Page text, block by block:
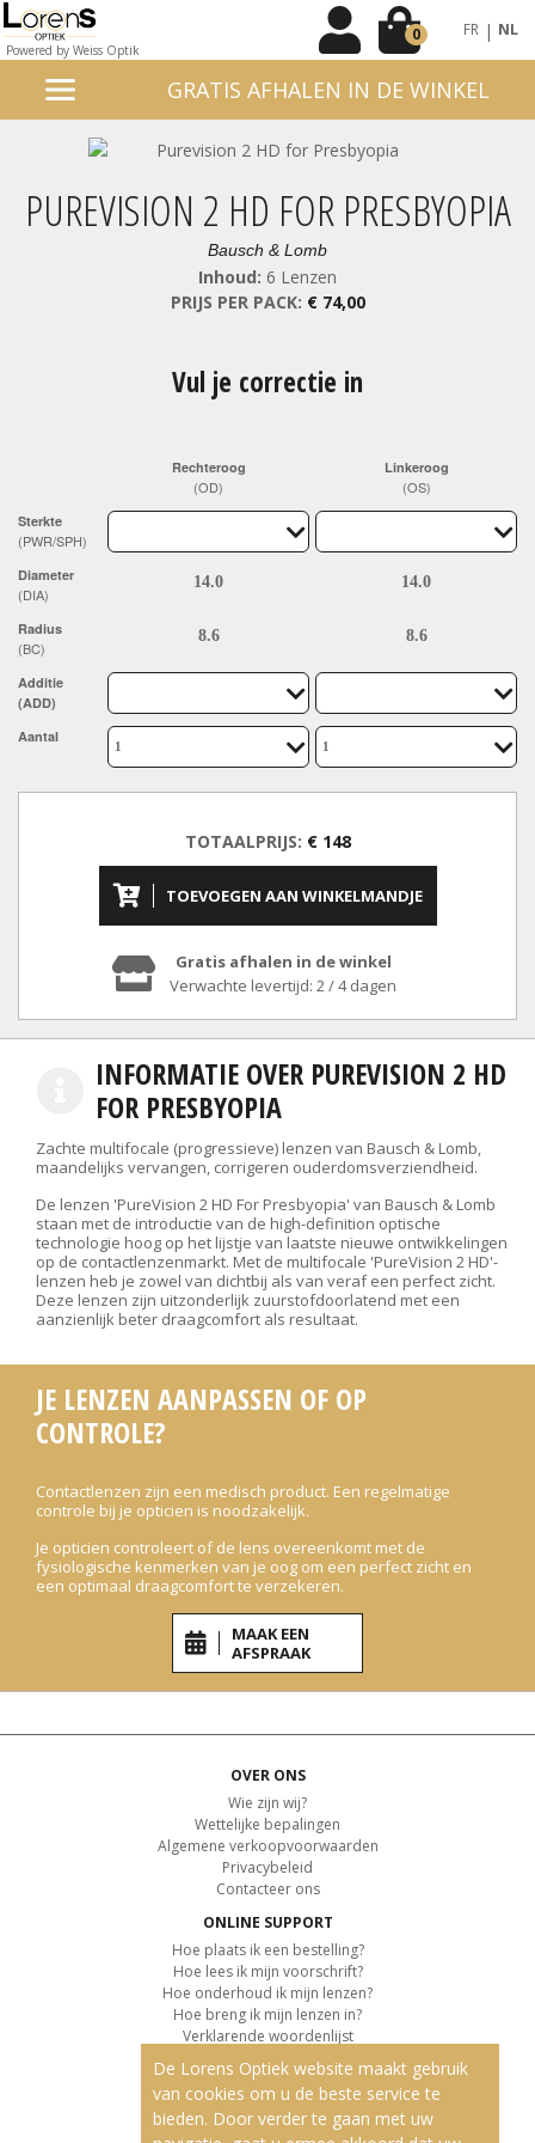
Powered by Weiss Optik
0 FR | NL
GRATIS AFHALEN IN DE WINKEL
PUREVISION 2 HD FOR PRESBYOPIA
Bausch & Lomb
Inhoud: 6 Lenzen
PRIJS PER PACK: € 74,00
Vul je correctie in
Sterkte
(PWR/SPH)
Diameter
(DIA)
Radius
(BC)
Additie
(ADD)
Aantal
Rechteroog
(OD)
Linkeroog
(OS)
TOTAALPRIJS: € 148
TOEVOEGEN AAN WINKELMANDJE
Gratis afhalen in de winkel
Verwachte levertijd: 2 / 4 dagen
INFORMATIE OVER PUREVISION 2 HD
FOR PRESBYOPIA
Zachte multifocale (progressieve) lenzen van Bausch & Lomb,
maandelijks vervangen, corrigeren ouderdomsverziendheid.
De lenzen 'PureVision 2 HD For Presbyopia' van Bausch & Lomb
staan met de introductie van de high-definition optische
technologie hoog op het lijstje van laatste nieuwe ontwikkelingen
op de contactlenzenmarkt. Met de multifocale 'PureVision 2 HD'-
lenzen heb je zowel van dichtbij als van veraf een perfect zicht.
Deze lenzen zijn uitzonderlijk zuurstofdoorlatend met een
aanzienlijk beter draagcomfort als resultaat.
JE LENZEN AANPASSEN OF OP
CONTROLE?
Contactlenzen zijn een medisch product. Een regelmatige
controle bij je opticien is noodzakelijk.
Je opticien controleert of de lens overeenkomt met de
fysiologische kenmerken van je oog om een perfect zicht en
een optimaal draagcomfort te verzekeren.
MAAK EEN
AFSPRAAK
OVER ONS
Wie zijn wij?
Wettelijke bepalingen
Algemene verkoopvoorwaarden
Privacybeleid
Contacteer ons
ONLINE SUPPORT
Hoe plaats ik een bestelling?
Hoe lees ik mijn voorschrift?
Hoe onderhoud ik mijn lenzen?
Hoe breng ik mijn lenzen in?
Verklarende woordenlijst
KLANTENSERVICE
Informatie over de levering
Informatie over de betaling
De Lorens Optiek website maakt gebruik
van cookies om u de beste service te
bieden. Door verder te gaan met uw